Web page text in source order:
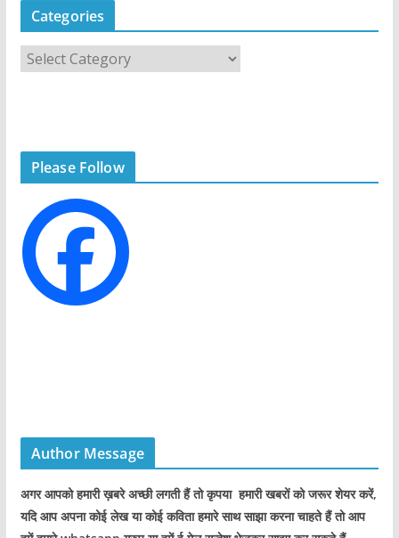
Categories
e
s
Please Follow
Author Message
अगर आपको हमारी ख़बरे अच्छी लगती हैं तो कृपया हमारी खबरों को जरूर शेयर करें,
यदि आप अपना कोई लेख या कोई कविता हमारे साथ साझा करना चाहते हैं तो आप